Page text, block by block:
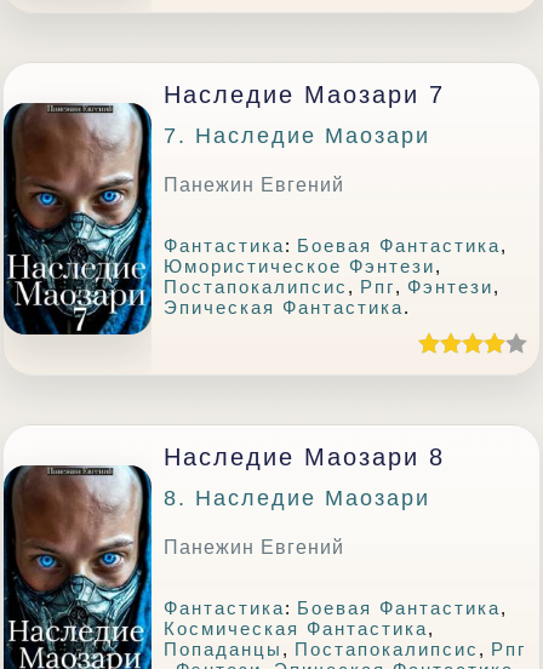
Наследие Маозари 7
7. Наследие Маозари
Панежин Евгений
Фантастика: Боевая Фантастика,
Юмористическое Фэнтези,
Постапокалипсис , Рпг, Фэнтези,
Эпическая Фантастика.
Наследие Маозари 8
8. Наследие Маозари
Панежин Евгений
Фантастика: Боевая Фантастика,
Космическая Фантастика,
Попаданцы , Постапокалипсис , Рпг